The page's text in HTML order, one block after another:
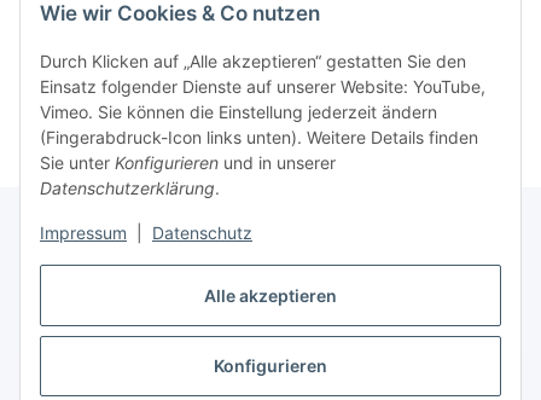
Alle akzeptieren
Konfigurieren
Wie wir Cookies & Co nutzen
Durch Klicken auf „Alle akzeptieren“ gestatten Sie den
Einsatz folgender Dienste auf unserer Website: YouTube,
Vimeo. Sie können die Einstellung jederzeit ändern
(Fingerabdruck-Icon links unten). Weitere Details finden
Sie unter Konfigurieren und in unserer
Datenschutzerklärung.
Impressum Datenschutz
Kolbendichtungssätze für
Vertrag widerrufen